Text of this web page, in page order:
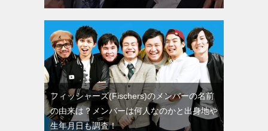
フィッシャーズ(Fischers)のメンバーの名前
の由来は？メンバーは何人なのかと出身地や
生年月日も調査！